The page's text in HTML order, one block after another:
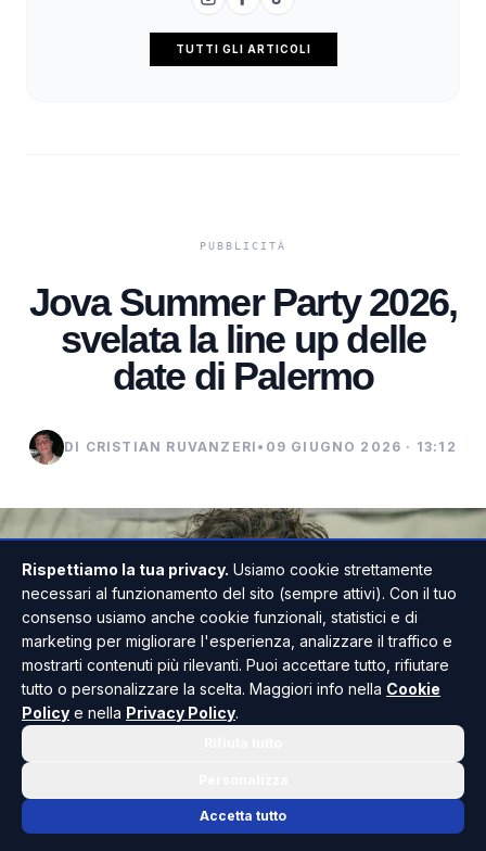
TUTTI GLI ARTICOLI
Jova Summer Party 2026,
svelata la line up delle
date di Palermo
DI CRISTIAN RUVANZERI • 09 GIUGNO 2026 · 13:12
Rispettiamo la tua privacy. Usiamo cookie strettamente
necessari al funzionamento del sito (sempre attivi). Con il tuo
consenso usiamo anche cookie funzionali, statistici e di
marketing per migliorare l'esperienza, analizzare il traffico e
mostrarti contenuti più rilevanti. Puoi accettare tutto, rifiutare
tutto o personalizzare la scelta. Maggiori info nella Cookie
Policy e nella Privacy Policy.
Accetta tutto